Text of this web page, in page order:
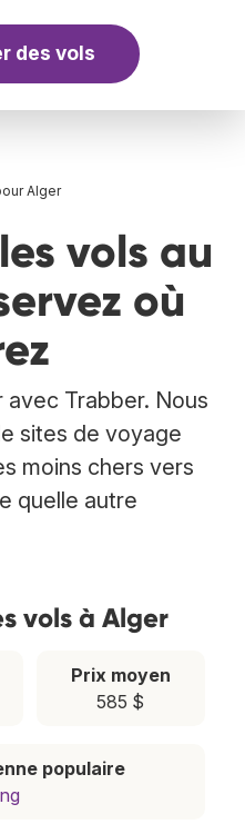
des vols
Alger
vols au
où
Trabber. Nous
sites de voyage
moins chers vers
quelle autre
vols à Alger
Prix moyen
585 $
populaire